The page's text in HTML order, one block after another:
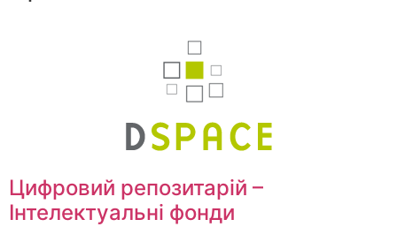
Цифровий репозитарій –
Інтелектуальні фонди